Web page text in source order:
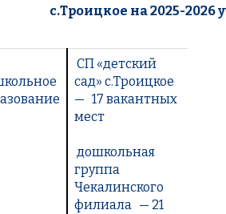
с.Троицкое на2025-2026
СП «детский
сад» с.Троицкое
— 17 вакантных
мест
дошкольная
группа
Чекалинского
филиала — 21